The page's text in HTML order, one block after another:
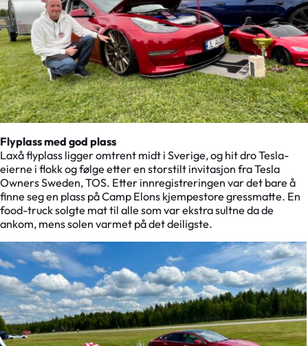
Flyplass med god plass
Laxå flyplass ligger omtrent midt i Sverige, og hit dro Tesla-
eierne i flokk og følge etter en storstilt invitasjon fra Tesla
Owners Sweden, TOS. Etter innregistreringen var det bare å
finne seg en plass på Camp Elons kjempestore gressmatte. En
food-truck solgte mat til alle som var ekstra sultne da de
ankom, mens solen varmet på det deiligste.